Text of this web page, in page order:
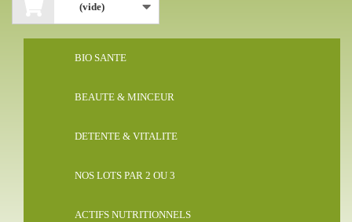
(vide)
BIO SANTE
BEAUTE & MINCEUR
DETENTE & VITALITE
NOS LOTS PAR 2 OU 3
ACTIFS NUTRITIONNELS